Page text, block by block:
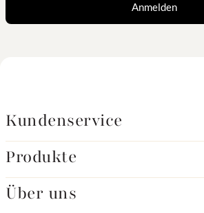
Anmelden
Kundenservice
Produkte
Über uns